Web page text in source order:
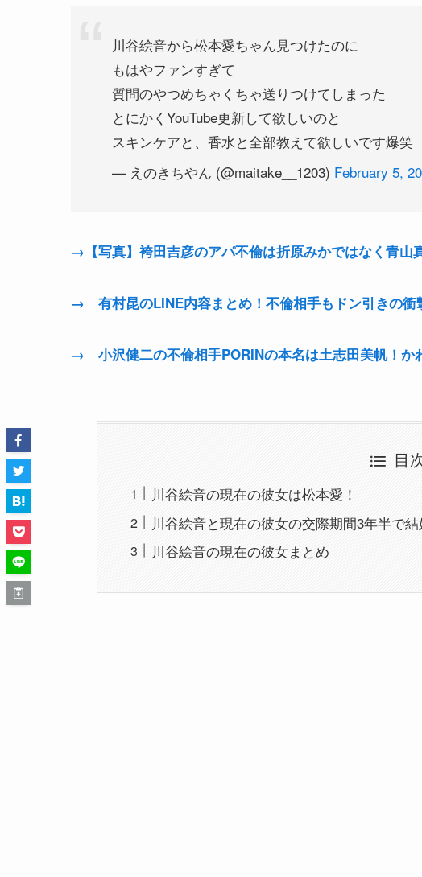
川谷絵音から松本愛ちゃん見つけたのに
もはやファンすぎて
質問のやつめちゃくちゃ送りつけてしまった
とにかくYouTube更新して欲しいのと
スキンケアと、香水と全部教えて欲しいです爆笑
— えのきちやん (@maitake__1203) February 5,
→【写真】袴田吉彦のアパ不倫は折原みかではなく青山
→ 有村昆のLINE内容まとめ！不倫相手もドン引きの衝
→ 小沢健二の不倫相手PORINの本名は土志田美帆！か
目
川谷絵音の現在の彼女は松本愛！
川谷絵音と現在の彼女の交際期間3年半で結
川谷絵音の現在の彼女まとめ